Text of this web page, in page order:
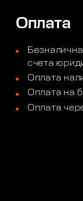
Оплата
счета
Оплата
Оплата на
Оплата